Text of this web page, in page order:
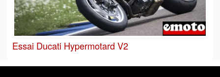
Essai Ducati Hypermotard V2